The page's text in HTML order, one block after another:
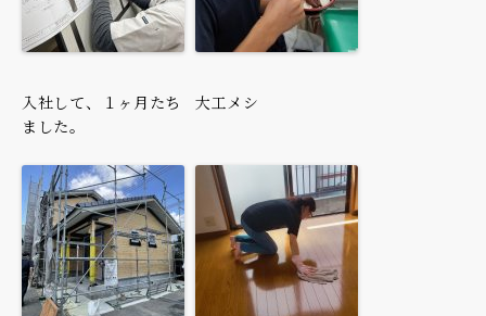
入社して、１ヶ月たち
ました。
大工メシ